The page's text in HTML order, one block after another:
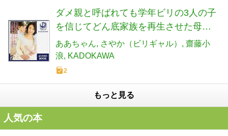
ダメ親と呼ばれても学年ビリの3人の子
を信じてどん底家族を再生させた母の
話: (KADOKAWA)
ああちゃん さやか（ビリギャル）
齋藤小
浪
KADOKAWA
2
もっと見る
人気の本